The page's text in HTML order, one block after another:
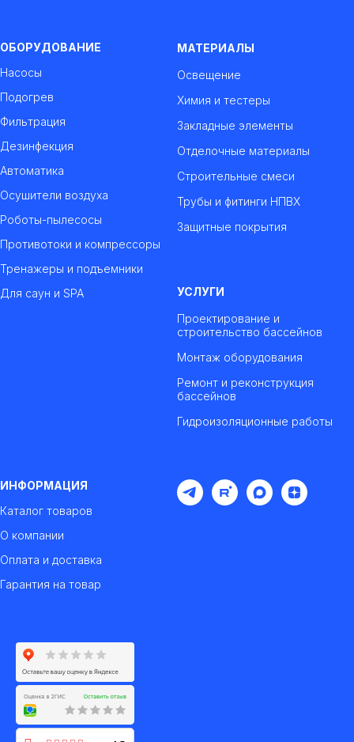
ОБОРУДОВАНИЕ
Насосы
Подогрев
Фильтрация
Дезинфекция
Автоматика
Осушители воздуха
Роботы-пылесосы
Противотоки и компрессоры
Тренажеры и подъемники
Для саун и SPA
МАТЕРИАЛЫ
Освещение
Химия и тестеры
Закладные элементы
Отделочные материалы
Строительные смеси
Трубы и фитинги НПВХ
Защитные покрытия
УСЛУГИ
Проектирование и
строительство бассейнов
Монтаж оборудования
Ремонт и реконструкция
бассейнов
Гидроизоляционные работы
ИНФОРМАЦИЯ
Каталог товаров
О компании
Оплата и доставка
Гарантия на товар